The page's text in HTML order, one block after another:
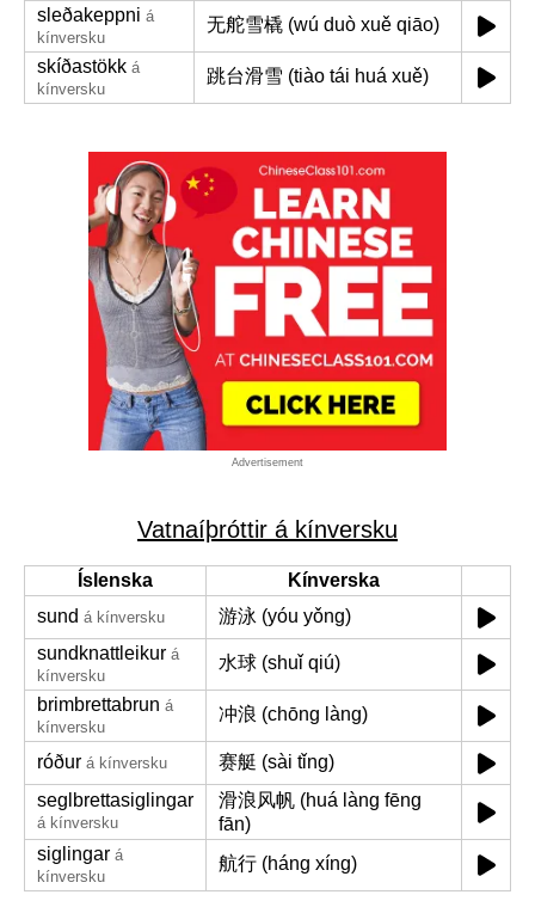
sleðakeppni á
kínversku
无舵雪橇 (wú duò xuě qiāo)
skíðastökk á
kínversku
跳台滑雪 (tiào tái huá xuě)
Advertisement
Vatnaíþróttir á kínversku
Íslenska
Kínverska
sund á kínversku
游泳 (yóu yǒng)
sundknattleikur á
kínversku
水球 (shuǐ qiú)
brimbrettabrun á
kínversku
冲浪 (chōng làng)
róður á kínversku
赛艇 (sài tǐng)
seglbrettasiglingar
á kínversku
滑浪风帆 (huá làng fēng
fān)
siglingar á
kínversku
航行 (háng xíng)